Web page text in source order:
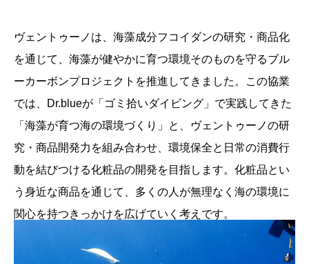
ヴェントゥーノは、海藻成分フコイダンの研究・商品化
を通じて、海藻が健やかに育つ環境そのものを守るブル
ーカーボンプロジェクトを推進してきました。この協業
では、Dr.blueが「ゴミ拾いダイビング」で実践してきた
「海藻が育つ海の環境づくり」と、ヴェントゥーノの研
究・商品開発力を組み合わせ、環境保全と日常の消費行
動を結びつける化粧品の開発を目指します。化粧品とい
う身近な商品を通じて、多くの人が無理なく海の環境に
関心を持つきっかけを広げていく考えです。